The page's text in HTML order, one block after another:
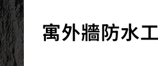
寓外牆防水